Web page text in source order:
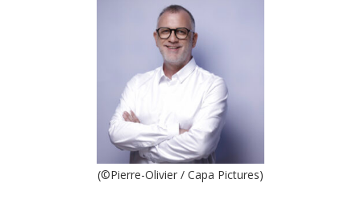
(©Pierre-Olivier / Capa Pictures)